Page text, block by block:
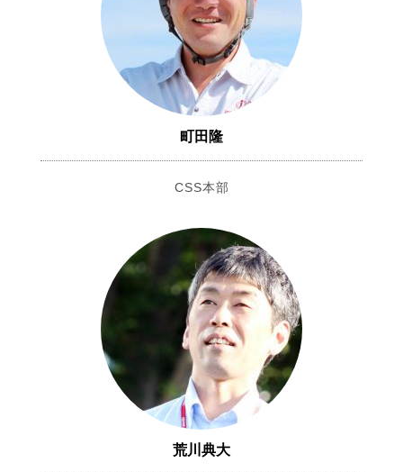
町田隆
CSS本部
荒川典大